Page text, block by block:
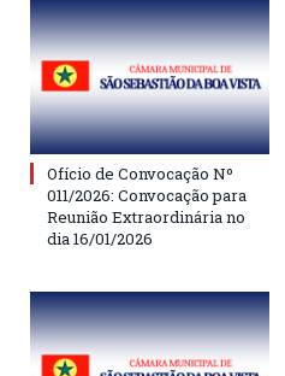
Ofício de Convocação Nº
011/2026: Convocação para
Reunião Extraordinária no
dia 16/01/2026